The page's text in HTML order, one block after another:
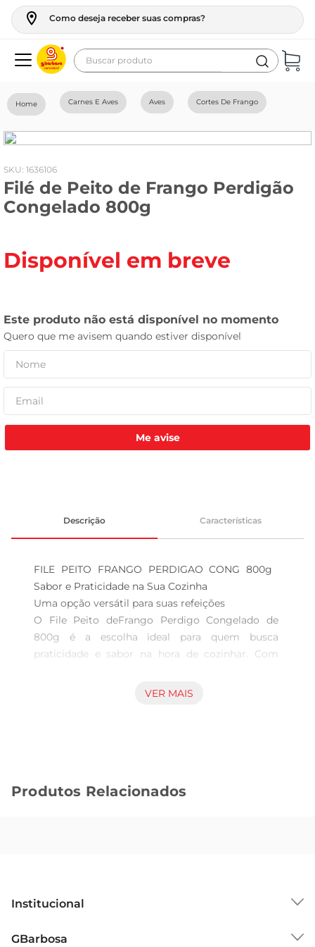
Como deseja receber suas compras?
Buscar produto
Carnes E Aves Aves Cortes De Frango
: 1636106
Filé de Peito de Frango Perdigão
Congelado 800g
Disponível em breve
Me avise
Descrição Características
FILE PEITO FRANGO PERDIGAO CONG 800g
Sabor e Praticidade na Sua Cozinha
Uma opção versátil para suas refeições
O File Peito deFrango Perdigo Congelado de
800g é a escolha ideal para quem busca
praticidade e sabor na hora de cozinhar. Com
diversas preparações, desde grelhados até
rapidamenteapós o abate, preservando seu
produto de confiança.
Com 800g de peito de frango, você pode
VER MAIS
Produtos Relacionados
Institucional
GBarbosa
geladeira
fogao
café
cerveja
vinho
leite pó